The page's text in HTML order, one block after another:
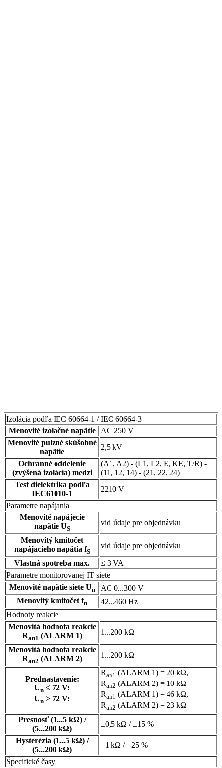
Izolácia podľa IEC 60664-1 / IEC 60664-3
Menovité izolačné napätie
AC 250 V
Menovité pulzné skúšobné
napätie
2,5 kV
Ochranné oddelenie
(zvýšená izolácia) medzi
(A1, A2) - (L1, L2, E, KE, T/R) -
(11, 12, 14) - (21, 22, 24)
Test dielektrika podľa
IEC61010-1
2210 V
Parametre napájania
Menovité napájecie
napätie US
viď údaje pre objednávku
Menovitý kmitočet
napájacieho napätia fS
viď údaje pre objednávku
Vlastná spotreba max.
≤ 3 VA
Parametre monitorovanej IT siete
Menovité napätie siete Un
AC 0...300 V
Menovitý kmitočet fn
42...460 Hz
Hodnoty reakcie
Menovitá hodnota reakcie
Ran1 (ALARM 1) 1...200 kΩ
Menovitá hodnota reakcie
Ran2 (ALARM 2) 1...200 kΩ
Prednastavenie:
Un ≤ 72 V:
Un > 72 V:
Ran1 (ALARM 1) = 20 kΩ,
Ran2 (ALARM 2) = 10 kΩ
Ran1 (ALARM 1) = 46 kΩ,
Ran2 (ALARM 2) = 23 kΩ
Presnosť (1...5 kΩ) /
(5...200 kΩ)
±0,5 kΩ / ±15 %
Hysterézia (1...5 kΩ) /
(5...200 kΩ)
+1 kΩ / +25 %
Špecifické časy